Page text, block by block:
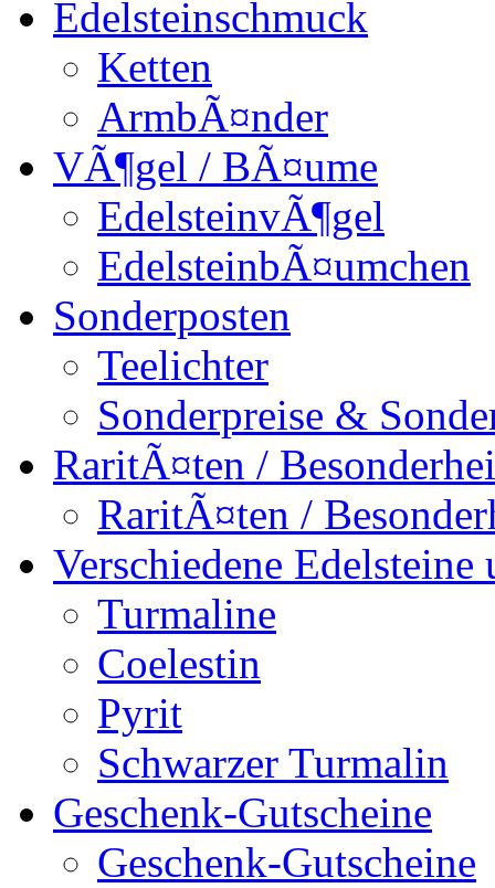
Edelsteinschmuck
Ketten
ArmbÃ¤nder
VÃ¶gel / BÃ¤ume
EdelsteinvÃ¶gel
EdelsteinbÃ¤umchen
Sonderposten
Teelichter
Sonderpreise &
RaritÃ¤ten /
RaritÃ¤ten /
Verschiedene
Turmaline
Coelestin
Pyrit
Schwarzer Turmalin
Geschenk-Gutscheine
Geschenk-Gutscheine